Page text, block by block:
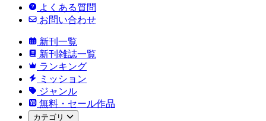
よくある質問
お問い合わせ
新刊一覧
新刊雑誌一覧
ランキング
ミッション
ジャンル
無料・セール作品
カテゴリ